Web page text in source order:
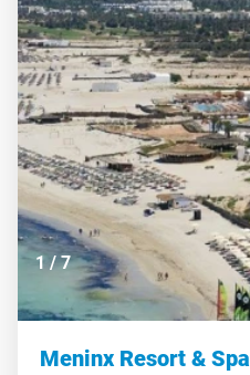
1/7
Meninx Resort & Spa